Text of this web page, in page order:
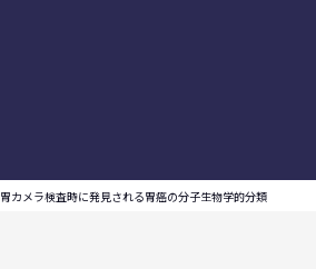
胃カメラ検査時に発見される胃癌の分子生物学的分類